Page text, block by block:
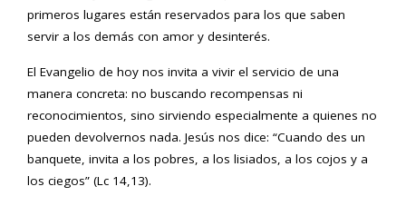
primeros lugares están reservados para los que saben
servir a los demás con amor y desinterés.
El Evangelio de hoy nos invita a vivir el servicio de una
manera concreta: no buscando recompensas ni
reconocimientos, sino sirviendo especialmente a quienes no
pueden devolvernos nada. Jesús nos dice: “Cuando des un
banquete, invita a los pobres, a los lisiados, a los cojos y a
los ciegos” (Lc 14,13).